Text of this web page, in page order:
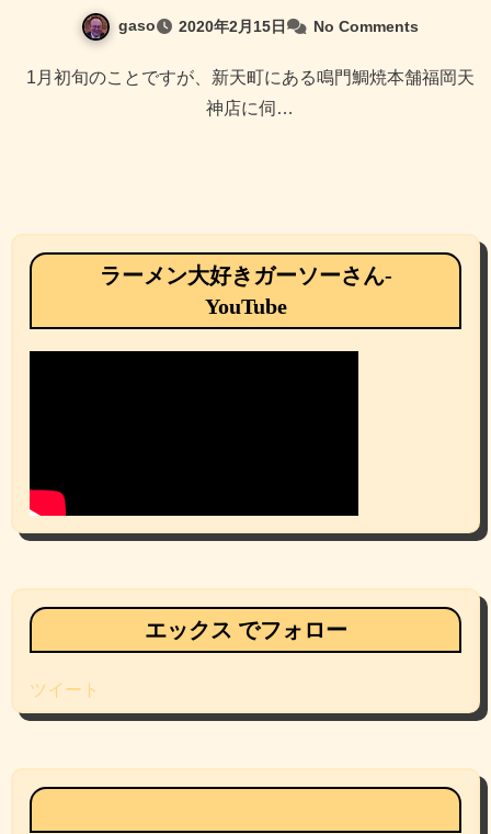
gaso 2020年2月15日 No Comments
1月初旬のことですが、新天町にある鳴門鯛焼本舗福岡天
神店に伺…
ラーメン大好きガーソーさん-
YouTube
エックス でフォロー
ツイート